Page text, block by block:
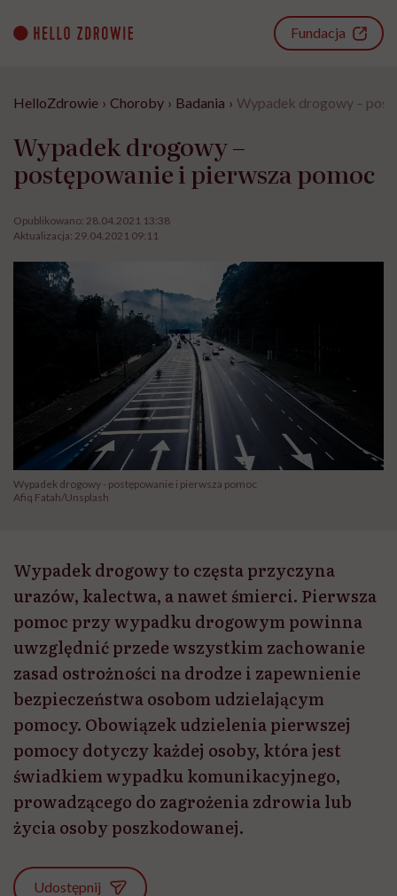
content
Fundacja
HelloZdrowie › Choroby › Badania › Wypadek drogowy –
Wypadek drogowy –
postępowanie i pierwsza pomoc
Opublikowano: 28.04.2021 13:38
Aktualizacja: 29.04.2021 09:11
Wypadek drogowy - postępowanie i pierwsza pomoc
Afiq Fatah/Unsplash
Wypadek drogowy to częsta przyczyna
urazów, kalectwa, a nawet śmierci. Pierwsza
pomoc przy wypadku drogowym powinna
uwzględnić przede wszystkim zachowanie
zasad ostrożności na drodze i zapewnienie
bezpieczeństwa osobom udzielającym
pomocy. Obowiązek udzielenia pierwszej
pomocy dotyczy każdej osoby, która jest
świadkiem wypadku komunikacyjnego,
prowadzącego do zagrożenia zdrowia lub
życia osoby poszkodowanej.
Udostępnij